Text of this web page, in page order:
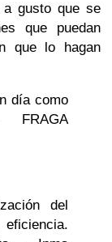
gusto que se
que puedan
que lo hagan
día como
del
eficiencia.